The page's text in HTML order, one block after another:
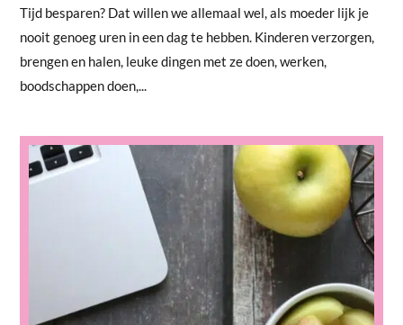
Tijd besparen? Dat willen we allemaal wel, als moeder lijk je
nooit genoeg uren in een dag te hebben. Kinderen verzorgen,
brengen en halen, leuke dingen met ze doen, werken,
boodschappen doen,...